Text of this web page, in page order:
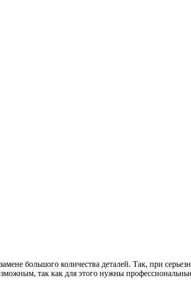
большого количества деталей. Так, при
так как для этого нужны